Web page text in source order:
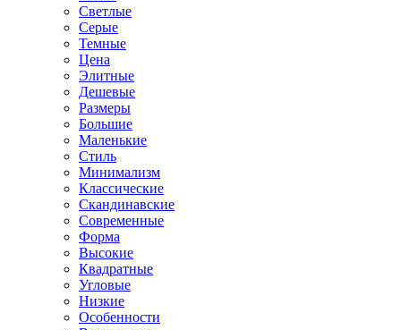
Светлые
Серые
Темные
Цена
Элитные
Дешевые
Размеры
Большие
Маленькие
Стиль
Минимализм
Классические
Скандинавские
Современные
Форма
Высокие
Квадратные
Угловые
Низкие
Особенности